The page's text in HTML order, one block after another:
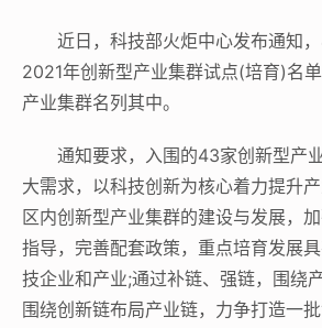
近日，科技部火炬中心发布通知，
2021年创新型产业集群试点(培育)名
产业集群名列其中。
通知要求，入围的43家创新型产
大需求，以科技创新为核心着力提升
区内创新型产业集群的建设与发展，
指导，完善配套政策，重点培育发展
技企业和产业;通过补链、强链，围绕
围绕创新链布局产业链，力争打造一